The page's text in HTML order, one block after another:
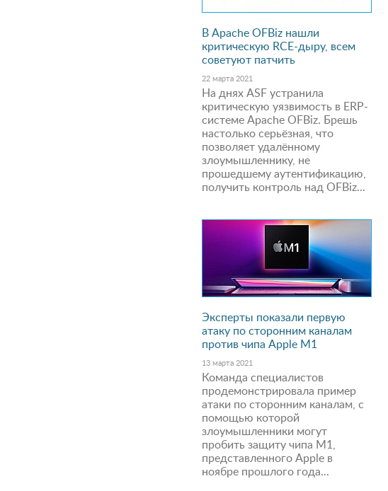
В Apache OFBiz нашли
критическую RCE-дыру, всем
советуют патчить
22 марта 2021
На днях ASF устранила
критическую уязвимость в ERP-
системе Apache OFBiz. Брешь
настолько серьёзная, что
позволяет удалённому
злоумышленнику, не
прошедшему аутентификацию,
получить контроль над OFBiz...
Эксперты показали первую
атаку по сторонним каналам
против чипа Apple M1
13 марта 2021
Команда специалистов
продемонстрировала пример
атаки по сторонним каналам, с
помощью которой
злоумышленники могут
пробить защиту чипа M1,
представленного Apple в
ноябре прошлого года...